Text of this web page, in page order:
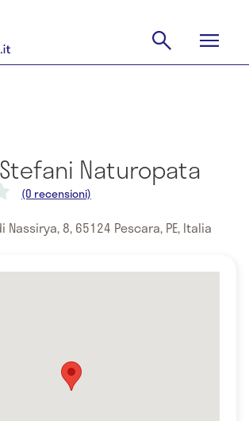
Stefani Naturopata
(0 recensioni)
Nassirya, 8, 65124 Pescara, PE, Italia